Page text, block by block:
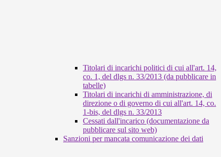
Titolari di incarichi politici di cui all'art. 14,
co. 1, del dlgs n. 33/2013 (da pubblicare in
tabelle)
Titolari di incarichi di amministrazione, di
direzione o di governo di cui all'art. 14, co.
1-bis, del dlgs n. 33/2013
Cessati dall'incarico (documentazione da
pubblicare sul sito web)
Sanzioni per mancata comunicazione dei dati